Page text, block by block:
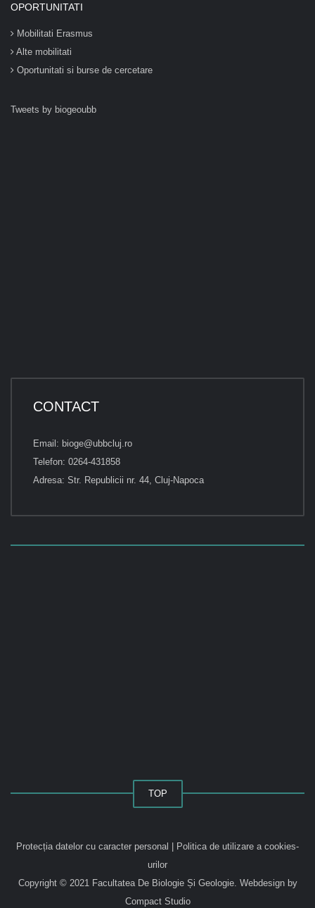
OPORTUNITATI
Mobilitati Erasmus
Alte mobilitati
Oportunitati si burse de cercetare
Tweets by biogeoubb
CONTACT
Email: bioge@ubbcluj.ro
Telefon: 0264-431858
Adresa: Str. Republicii nr. 44, Cluj-Napoca
TOP
Protecția datelor cu caracter personal | Politica de utilizare a cookies-
urilor
Copyright © 2021 Facultatea De Biologie Și Geologie. Webdesign by
Compact Studio